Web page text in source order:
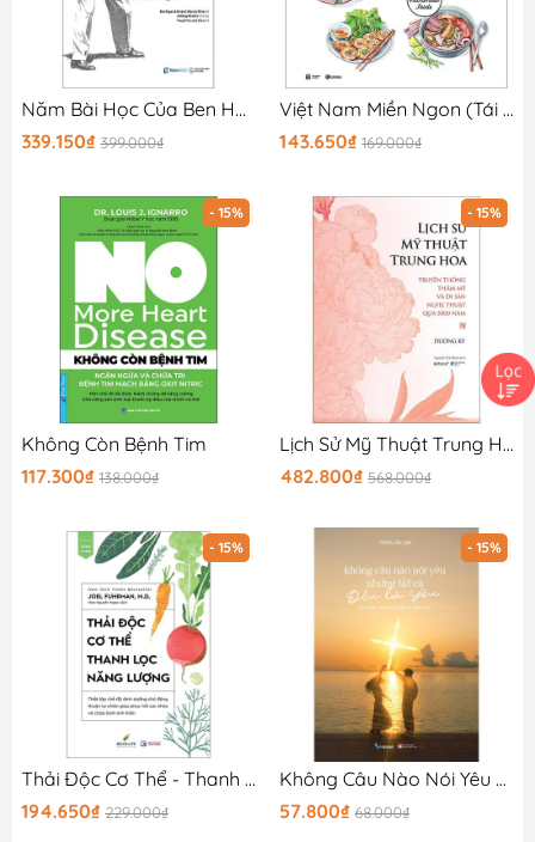
Năm Bài Học Của Ben Hogan - Những Nguyên Tắc Hiện Đại Của Bộ Môn Golf - Bìa Cứng
339.150₫ 399.000₫
Việt Nam Miền Ngon (Tái Bản 2025)
143.650₫ 169.000₫
- 15%
Không Còn Bệnh Tim
117.300₫ 138.000₫
- 15%
Lịch Sử Mỹ Thuật Trung Hoa - Truyền Thống Thẩm Mỹ Và Di Sản Nghệ Thuật Qua 5000 Năm - Bìa Cứng
482.800₫ 568.000₫
- 15%
Thải Độc Cơ Thể - Thanh Lọc Năng Lượng
194.650₫ 229.000₫
- 15%
Không Câu Nào Nói Yêu Nhưng Tất Cả Đều Là Yêu
57.800₫ 68.000₫